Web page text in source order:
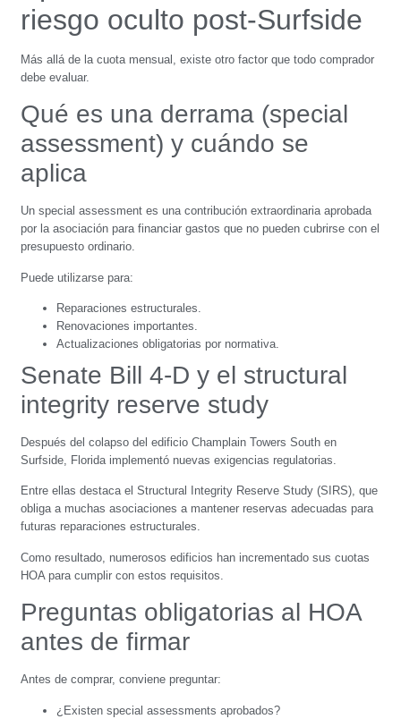
riesgo oculto post-Surfside
Más allá de la cuota mensual, existe otro factor que todo comprador
debe evaluar.
Qué es una derrama (special
assessment) y cuándo se
aplica
Un special assessment es una contribución extraordinaria aprobada
por la asociación para financiar gastos que no pueden cubrirse con el
presupuesto ordinario.
Puede utilizarse para:
Reparaciones estructurales.
Renovaciones importantes.
Actualizaciones obligatorias por normativa.
Senate Bill 4-D y el structural
integrity reserve study
Después del colapso del edificio Champlain Towers South en
Surfside, Florida implementó nuevas exigencias regulatorias.
Entre ellas destaca el Structural Integrity Reserve Study (SIRS), que
obliga a muchas asociaciones a mantener reservas adecuadas para
futuras reparaciones estructurales.
Como resultado, numerosos edificios han incrementado sus cuotas
HOA para cumplir con estos requisitos.
Preguntas obligatorias al HOA
antes de firmar
Antes de comprar, conviene preguntar:
¿Existen special assessments aprobados?